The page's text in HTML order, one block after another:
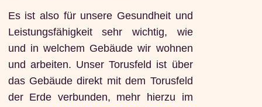
Es ist also für unsere Gesundheit und
Leistungsfähigkeit sehr wichtig, wie
und in welchem Gebäude wir wohnen
und arbeiten. Unser Torusfeld ist über
das Gebäude direkt mit dem Torusfeld
der Erde verbunden, mehr hierzu im